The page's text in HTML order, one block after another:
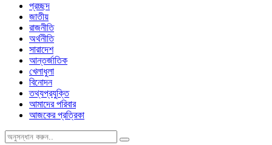
প্রচ্ছদ
জাতীয়
রাজনীতি
অর্থনীতি
সারাদেশ
আন্তর্জাতিক
খেলাধুলা
বিনোদন
তথ্যপ্রযুক্তি
আমাদের পরিবার
আজকের প্রত্রিকা